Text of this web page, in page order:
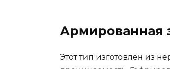
Армированная
Этот тип изготовлен из